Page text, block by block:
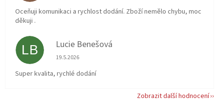
Oceňuji komunikaci a rychlost dodání. Zboží nemělo chybu, moc
děkuji .
LB Lucie Benešová
Hodnocení obchodu je 5 z 5 hvězdiček.
19.5.2026
Super kvalita, rychlé dodání
Zobrazit další hodnocení